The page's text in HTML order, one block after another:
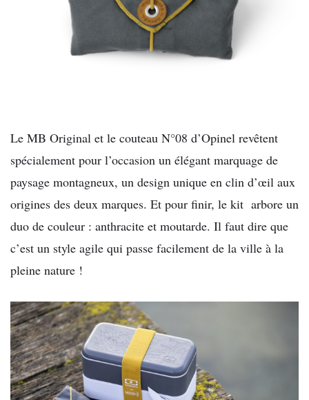
Le MB Original et le couteau N°08 d’Opinel revêtent
spécialement pour l’occasion un élégant marquage de
paysage montagneux, un design unique en clin d’œil aux
origines des deux marques. Et pour finir, le kit arbore un
duo de couleur : anthracite et moutarde. Il faut dire que
c’est un style agile qui passe facilement de la ville à la
pleine nature !